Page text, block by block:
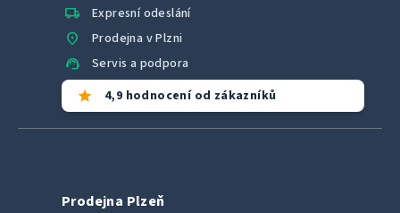
local_shipping Expresní odeslání
location_on Prodejna v Plzni
support_agent Servis a podpora
star 4,9 hodnocení od zákazníků
Prodejna Plzeň